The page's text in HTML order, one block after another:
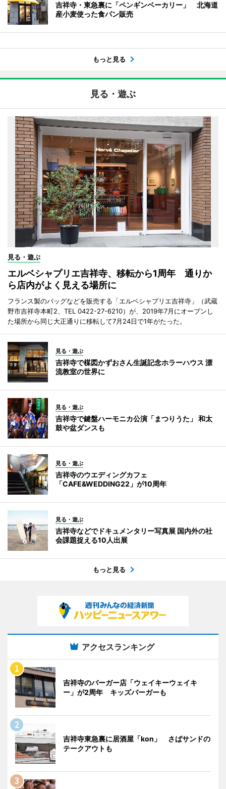
吉祥寺・東急裏に「ペンギンベーカリー」 北海道
産小麦使った食パン販売
もっと見る
見る・遊ぶ
見る・遊ぶ
エルベシャプリエ吉祥寺、移転から1周年 通りか
ら店内がよく見える場所に
フランス製のバッグなどを販売する「エルベシャプリエ吉祥寺」（武蔵
野市吉祥寺本町2、TEL 0422-27-6210）が、2019年7月にオープンし
た場所から同じ大正通りに移転して7月24日で1年がたった。
見る・遊ぶ
吉祥寺で楳図かずおさん生誕記念ホラーハウス 漂
流教室の世界に
見る・遊ぶ
吉祥寺で鍵盤ハーモニカ公演「まつりうた」 和太
鼓や盆ダンスも
見る・遊ぶ
吉祥寺のウエディングカフェ
「CAFE&WEDDING22」が10周年
見る・遊ぶ
吉祥寺などでドキュメンタリー写真展 国内外の社
会課題捉える10人出展
もっと見る
アクセスランキング
吉祥寺のバーガー店「ウェイキーウェイキ
ー」が2周年 キッズバーガーも
吉祥寺東急裏に居酒屋「kon」 さばサンドの
テークアウトも